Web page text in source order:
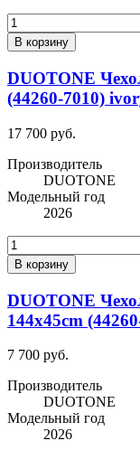
В корзину
DUOTONE
(44260-7010)
17 700 руб.
Производитель
DUOTONE
Модельный год
2026
В корзину
DUOTONE
144x45cm
7 700 руб.
Производитель
DUOTONE
Модельный год
2026